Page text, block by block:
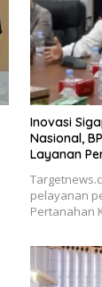
Inovasi
Nasional,
Layanan
pelayanan
Pertanahan